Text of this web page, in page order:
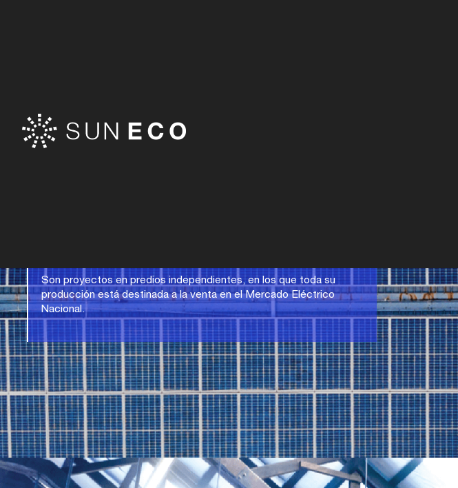
Son proyectos en predios independientes, en los que toda su
producción está destinada a la venta en el Mercado Eléctrico
Nacional.